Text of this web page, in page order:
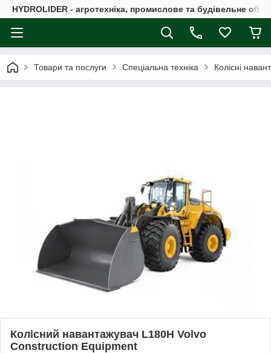
HYDROLIDER - агротехніка, промислове та будівельне
Товари та послуги Спеціальна техніка Колісні
Колісний навантажувач L180H Volvo
Construction Equipment